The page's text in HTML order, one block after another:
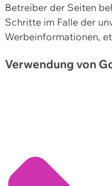
Betreiber der Seiten
Schritte im Falle der
Werbeinformationen,
Verwendung von